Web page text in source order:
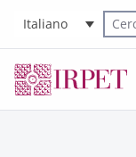
Italiano